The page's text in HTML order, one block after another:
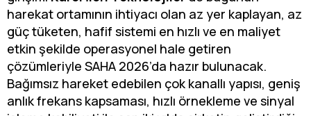
harekat ortamının ihtiyacı olan az yer kaplayan, az
güç tüketen, hafif sistemi en hızlı ve en maliyet
etkin şekilde operasyonel hale getiren
çözümleriyle SAHA 2026’da hazır bulunacak.
Bağımsız hareket edebilen çok kanallı yapısı, geniş
anlık frekans kapsaması, hızlı örnekleme ve sinyal